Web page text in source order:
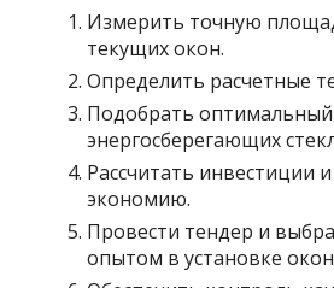
Измерить точную
текущих окон.
Определить расчетные
Подобрать
энергосберегающих
Рассчитать инвестиции
экономию.
Провести тендер и
опытом в установке